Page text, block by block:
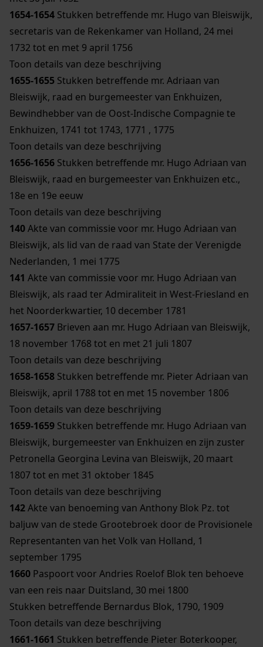
1654-1654 Stukken betreffende mr. Hugo van Bleiswijk,
secretaris van de Rekenkamer van Holland, 24 mei
1732 tot en met 9 april 1756
Toon details van deze beschrijving
1655-1655 Stukken betreffende mr. Adriaan van
Bleiswijk, raad en burgemeester van Enkhuizen,
Bewindhebber van de Oost-Indische Compagnie te
Enkhuizen, 1741 tot 1743, 1771 , 1775
Toon details van deze beschrijving
1656-1656 Stukken betreffende mr. Hugo Adriaan van
Bleiswijk, raad en burgemeester van Enkhuizen etc.,
18e en 19e eeuw
Toon details van deze beschrijving
140Akte van commissie voor mr. Hugo Adriaan van
Bleiswijk, als lid van de raad van State der Verenigde
Nederlanden, 1 mei 1775
141 Akte van commissie voor mr. Hugo Adriaan van
Bleiswijk, als raad ter Admiraliteit in West-Friesland en
het Noorderkwartier, 10 december 1781
1657-1657 Brieven aan mr. Hugo Adriaan van Bleiswijk,
18 november 1768 tot en met 21 juli 1807
Toon details van deze beschrijving
1658-1658 Stukken betreffende mr. Pieter Adriaan van
Bleiswijk, april 1788 tot en met 15 november 1806
Toon details van deze beschrijving
1659-1659 Stukken betreffende mr. Hugo Adriaan van
Bleiswijk, burgemeester van Enkhuizen en zijn zuster
Petronella Georgina Levina van Bleiswijk, 20 maart
1807 tot en met 31 oktober 1845
Toon details van deze beschrijving
142Akte van benoeming van Anthony Blok Pz. tot
baljuw van de stede Grootebroek door de Provisionele
Representanten van het Volk van Holland, 1
september 1795
1660 Paspoort voor Andries Roelof Blok ten behoeve
van een reis naar Duitsland, 30 mei 1800
Stukken betreffende Bernardus Blok, 1790, 1909
Toon details van deze beschrijving
1661-1661 Stukken betreffende Pieter Boterkooper,